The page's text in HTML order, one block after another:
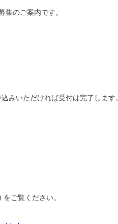
のご案内です。
みいただければ受付は完了します。
ご覧ください。